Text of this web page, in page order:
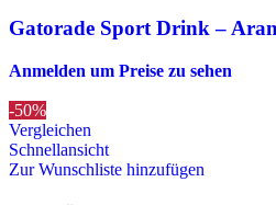
Gatorade Sport Drink –
Anmelden um Preise zu sehen
-50%
Vergleichen
Schnellansicht
Zur Wunschliste hinzufügen